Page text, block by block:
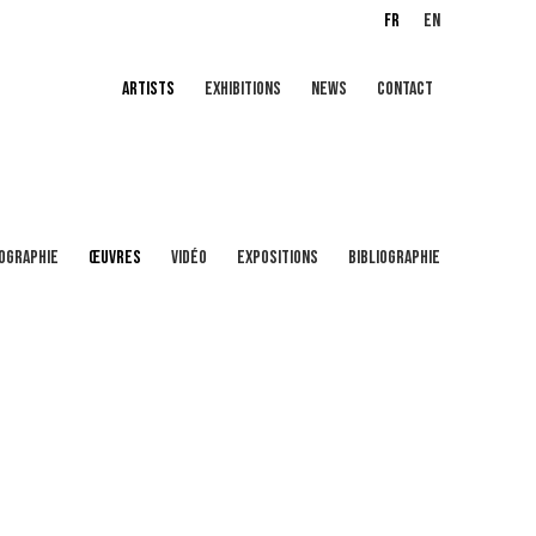
ARTISTS EXHIBITIONS NEWS CONTACT
FR EN
ŒUVRES VIDÉO EXPOSITIONS BIBLIOGRAPHIE